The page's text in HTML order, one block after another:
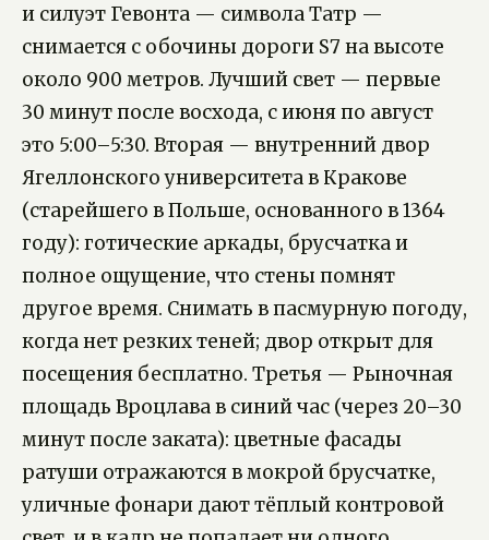
и силуэт Гевонта — символа Татр —
снимается с обочины дороги S7 на высоте
около 900 метров. Лучший свет — первые
30 минут после восхода, с июня по август
это 5:00–5:30. Вторая — внутренний двор
Ягеллонского университета в Кракове
(старейшего в Польше, основанного в 1364
году): готические аркады, брусчатка и
полное ощущение, что стены помнят
другое время. Снимать в пасмурную погоду,
когда нет резких теней; двор открыт для
посещения бесплатно. Третья — Рыночная
площадь Вроцлава в синий час (через 20–30
минут после заката): цветные фасады
ратуши отражаются в мокрой брусчатке,
уличные фонари дают тёплый контровой